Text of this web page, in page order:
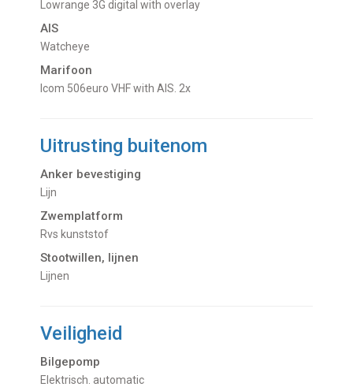
Lowrange 3G digital with overlay
AIS
Watcheye
Marifoon
Icom 506euro VHF with AIS. 2x
Uitrusting buitenom
Anker bevestiging
Lijn
Zwemplatform
rvs kunststof
Stootwillen, lijnen
lijnen
Veiligheid
Bilgepomp
Elektrisch. automatic